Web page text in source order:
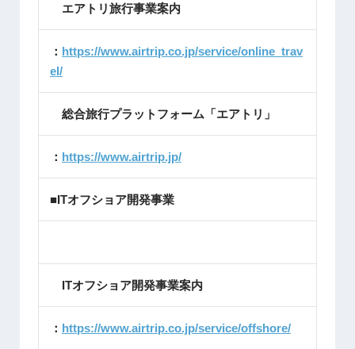
エアトリ旅行事業案内
： https://www.airtrip.co.jp/service/online_trav
el/
総合旅行プラットフォーム「エアトリ」
： https://www.airtrip.jp/
■ITオフショア開発事業
ITオフショア開発事業案内
： https://www.airtrip.co.jp/service/offshore/